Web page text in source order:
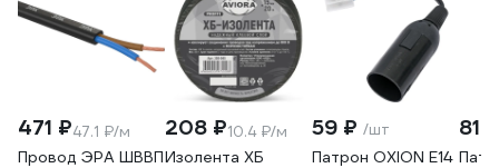
471 ₽47.1 ₽/м
Провод ЭРА ШВВП
208 ₽10.4 ₽/м
Изолента ХБ
59 ₽ /шт
Патрон OXION Е14
81